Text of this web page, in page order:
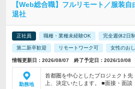
【Web総合職】フルリモート／服装
退社
正社員 職種・業種未経験OK 完全週休2日制
第二新卒歓迎 リモートワーク可 女性のお
情報更新日：2026/08/07 終了予定日：2026/10/08
勤務地
首都圏を中心としたプロジェクト
上、決定いたします。 ■面接・面談